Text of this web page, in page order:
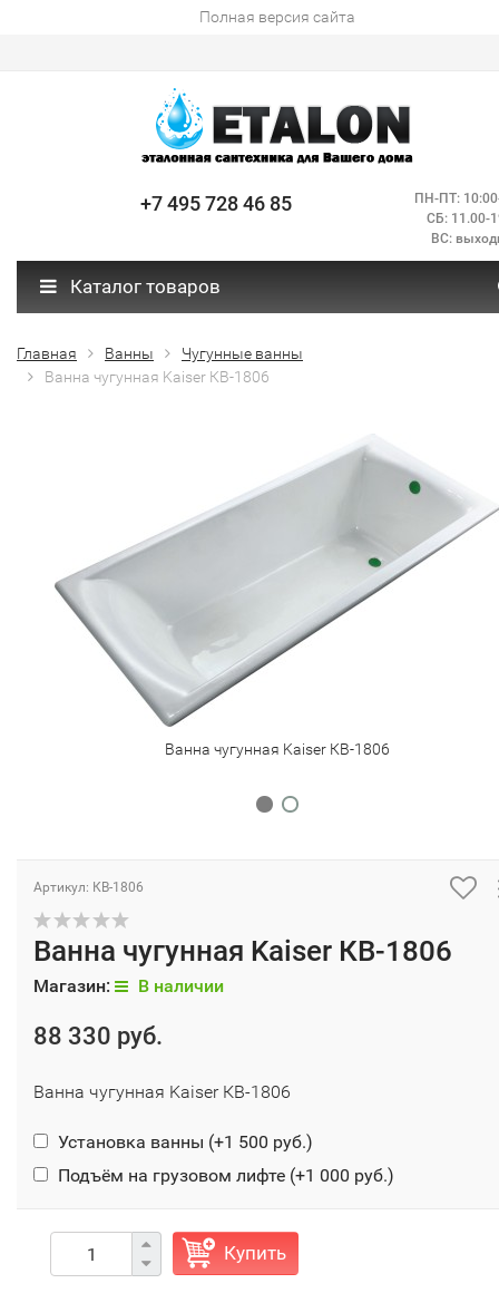
Полная версия сайта
+7 495 728 46 85
ПН-ПТ:
СБ: 11.00-
ВС:
Каталог товаров
Главная Ванны
Чугунные ванны
Ванна чугунная Kaiser КВ-1806
Ванна чугунная Kaiser КВ-1806
Артикул: КВ-1806
Ванна чугунная Kaiser КВ-1806
Магазин: В наличии
88 330 руб.
Ванна чугунная Kaiser КВ-1806
Установка ванны (+1 500 руб.)
Подъём на грузовом лифте (+1 000 руб.)
Купить